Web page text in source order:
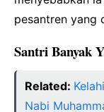
pesantren yang
Santri Banyak
Related:
Nabi